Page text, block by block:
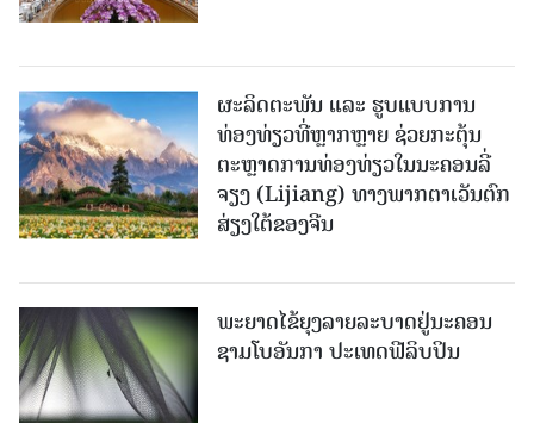
ຜະລິດຕະພັນ ແລະ ຮູບແບບການ
ທ່ອງທ່ຽວທີ່ຫຼາກຫຼາຍ ຊ່ວຍກະຕຸ້ນ
ຕະຫຼາດການທ່ອງທ່ຽວໃນນະຄອນລີ່
ຈຽງ (Lijiang) ທາງພາກຕາເວັນຕົກ
ສ່ຽງໃຕ້ຂອງຈີນ
ພະຍາດໄຂ້ຍຸງລາຍລະບາດຢູ່ນະຄອນ
ຊາມໂບ​ອັນກາ ປະເທດຟີລິບປິນ